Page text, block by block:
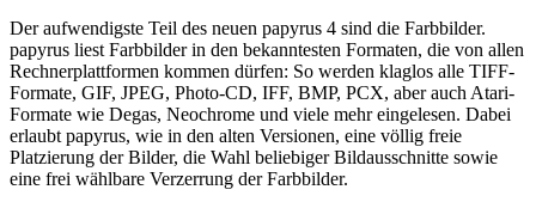
Der aufwendigste Teil des neuen papyrus 4 sind die Farbbilder.
papyrus liest Farbbilder in den bekanntesten Formaten, die von allen
Rechnerplattformen kommen dürfen: So werden klaglos alle TIFF-
Formate, GIF, JPEG, Photo-CD, IFF, BMP, PCX, aber auch Atari-
Formate wie Degas, Neochrome und viele mehr eingelesen. Dabei
erlaubt papyrus, wie in den alten Versionen, eine völlig freie
Platzierung der Bilder, die Wahl beliebiger Bildausschnitte sowie
eine frei wählbare Verzerrung der Farbbilder.